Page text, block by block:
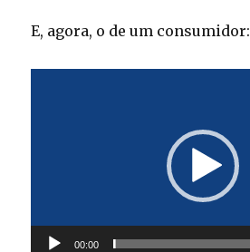
E, agora, o de um consumidor:
vídeo
00:00